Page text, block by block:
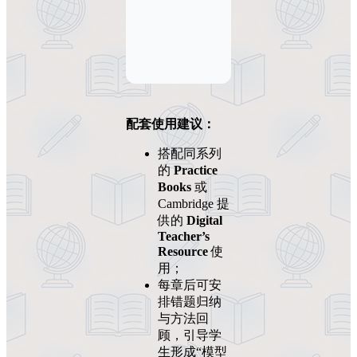
配套使用建议：
搭配同系列
的Practice
Books 或
Cambridge 提
供的 Digital
Teacher’s
Resource使
用；
每章后可安
排错题归纳
与方法回
顾，引导学
生形成“模型